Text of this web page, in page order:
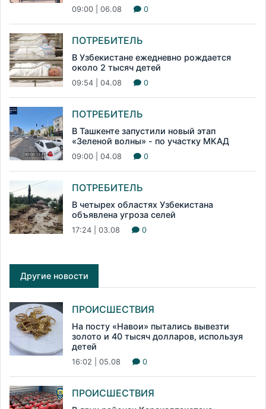
09:00 | 06.08 0
ПОТРЕБИТЕЛЬ
В Узбекистане ежедневно рождается
около 2 тысяч детей
09:54 | 04.08 0
ПОТРЕБИТЕЛЬ
В Ташкенте запустили новый этап
«Зеленой волны» - по участку МКАД
09:00 | 04.08 0
ПОТРЕБИТЕЛЬ
В четырех областях Узбекистана
объявлена угроза селей
17:24 | 03.08 0
Другие новости
ПРОИСШЕСТВИЯ
На посту «Навои» пытались вывезти
золото и 40 тысяч долларов, используя
детей
16:02 | 05.08 0
ПРОИСШЕСТВИЯ